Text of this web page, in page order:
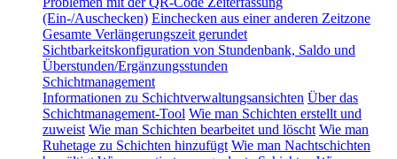
(Ein-/Auschecken) Einchecken aus einer anderen Zeitzone
Gesamte Verlängerungszeit gerundet
Sichtbarkeitskonfiguration von Stundenbank, Saldo und
Überstunden/Ergänzungsstunden
Schichtmanagement
Informationen zu Schichtverwaltungsansichten Über das
Schichtmanagement-Tool Wie man Schichten erstellt und
zuweist Wie man Schichten bearbeitet und löscht Wie man
Ruhetage zu Schichten hinzufügt Wie man Nachtschichten